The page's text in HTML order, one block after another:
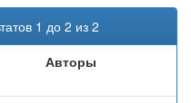
1 до 2 из 2
Авторы